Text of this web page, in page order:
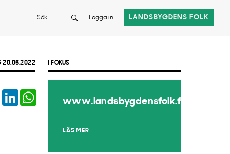
Sök Logga in LANDSBYGDENS FOLK
20.05.2022
TwitterLinkedIn
I FOKUS
www.landsbygdensfolk.fi
LÄS MER